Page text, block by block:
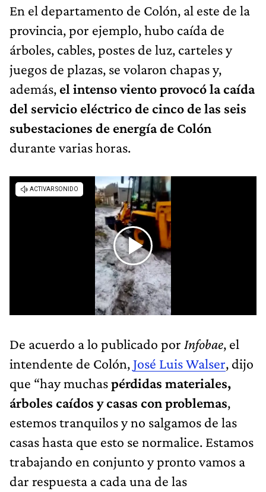
En el departamento de Colón, al este de la
provincia, por ejemplo, hubo caída de
árboles, cables, postes de luz, carteles y
juegos de plazas, se volaron chapas y,
además, el intenso viento provocó la caída
del servicio eléctrico de cinco de las seis
subestaciones de energía de Colón
durante varias horas.
De acuerdo a lo publicado por Infobae, el
intendente de Colón, José Luis Walser, dijo
que “hay muchaspérdidas materiales,
árboles caídos y casas con problemas,
estemos tranquilos y no salgamos de las
casas hasta que esto se normalice. Estamos
trabajando en conjunto y pronto vamos a
dar respuesta a cada una de las